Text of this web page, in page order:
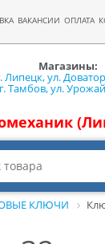
ВАКАНСИИ ОПЛАТА
Магазины:
Липецк, ул.
г. Тамбов, ул.
КЛЮЧИ